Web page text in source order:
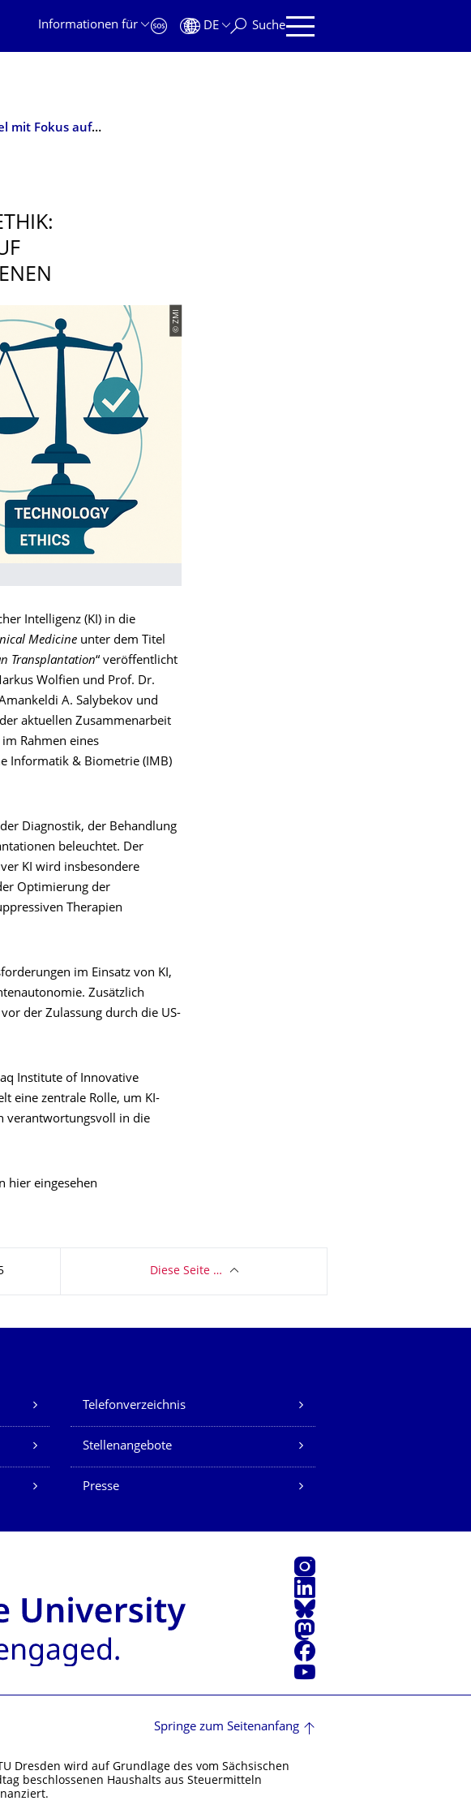
Informationen für
DE Suche
Künstliche Intelligenz trifft Ethik: Übersichtsartikel mit Fokus auf Organtransplantation erschienen
© ZMI
Intelligenz (KI) in die
Medicine unter dem Titel
Transplantation“ veröffentlicht
Wolfien und Prof. Dr.
A. Salybekov und
aktuellen Zusammenarbeit
Rahmen eines
Informatik & Biometrie (IMB)
Diagnostik, der Behandlung
beleuchtet. Der
KI wird insbesondere
Optimierung der
Therapien
im Einsatz von KI,
Zusätzlich
der Zulassung durch die US-
Institute of Innovative
eine zentrale Rolle, um KI-
verantwortungsvoll in die
hier eingesehen
Diese Seite …
Telefonverzeichnis
Stellenangebote
Presse
Instagram
LinkedIn
Bluesky
Mastodon
Facebook
Youtube
Springe zum Seitenanfang
Dresden wird auf Grundlage des vom Sächsischen
beschlossenen Haushalts aus Steuermitteln